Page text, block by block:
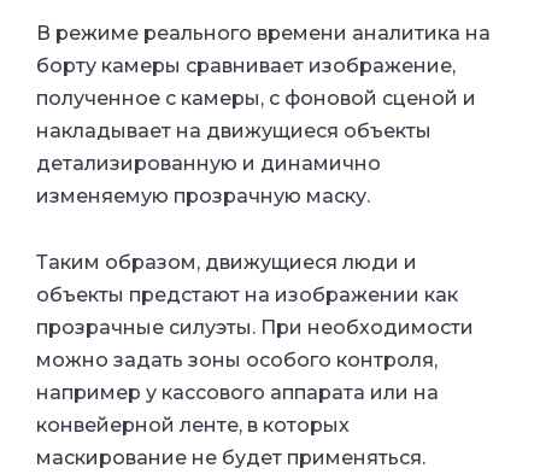
В режиме реального времени аналитика на
борту камеры сравнивает изображение,
полученное с камеры, с фоновой сценой и
накладывает на движущиеся объекты
детализированную и динамично
изменяемую прозрачную маску.
Таким образом, движущиеся люди и
объекты предстают на изображении как
прозрачные силуэты. При необходимости
можно задать зоны особого контроля,
например у кассового аппарата или на
конвейерной ленте, в которых
маскирование не будет применяться.